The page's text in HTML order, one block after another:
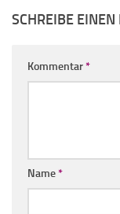
SCHREIBE
Kommentar*
Name*